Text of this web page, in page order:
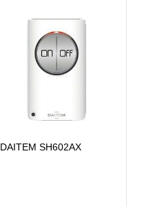
DAITEM SH602AX